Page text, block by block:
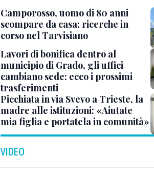
Camporosso, uomo di 80 anni
scompare da casa: ricerche in
corso nel Tarvisiano
Lavori di bonifica dentro al
municipio di Grado, gli uffici
cambiano sede: ecco i prossimi
trasferimenti
Picchiata in via Svevo a Trieste, la
madre alle istituzioni: «Aiutate
mia figlia e portatela in comunità»
VIDEO